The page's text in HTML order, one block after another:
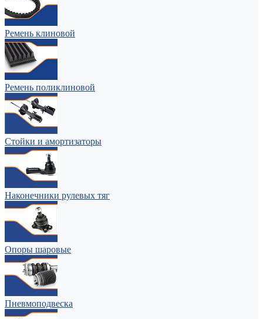
Ремень клиновой
Ремень поликлиновой
Стойки и амортизаторы
Наконечники рулевых тяг
Опоры шаровые
Пневмоподвеска